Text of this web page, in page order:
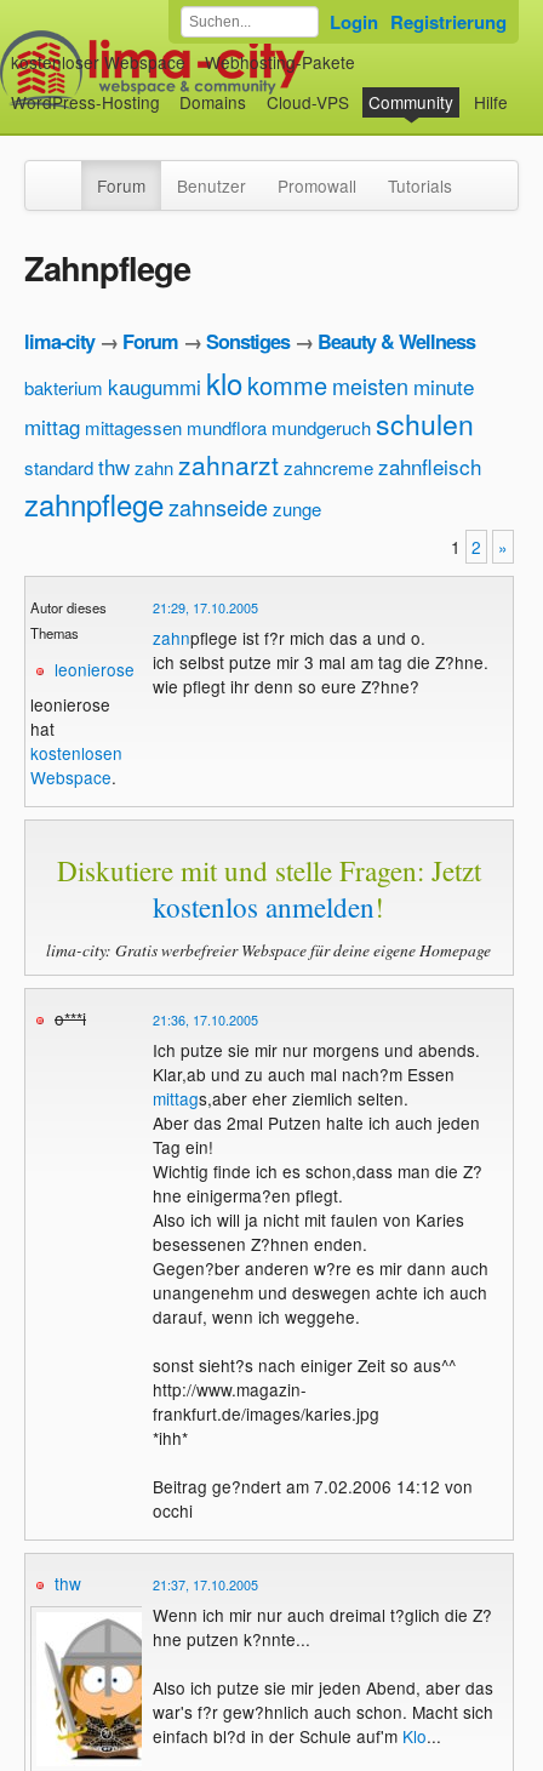
kostenloser Webspace
Webhosting-Pakete
WordPress-Hosting
Domains Cloud-VPS Community Hilfe
Login Registrierung
Forum Benutzer Promowall Tutorials
Zahnpflege
lima-city→ Forum →Sonstiges→ Beauty & Wellness
bakterium kaugummi klokommemeisten minute
mittag mittagessen mundflora mundgeruchschulen
standardthwzahnzahnarztzahncremezahnfleisch
zahnpflegezahnseidezunge
1 2 »
Autor dieses
Themas
leonierose
leonierose
hat
kostenlosen
Webspace.
21:29, 17.10.2005
zahnpflege ist f?r mich das a und o.
ich selbst putze mir 3 mal am tag die Z?hne.
wie pflegt ihr denn so eure Z?hne?
Diskutiere mit und stelle Fragen: Jetzt
kostenlos anmelden!
lima-city: Gratis werbefreier Webspace für deine eigene Homepage
o***i 21:36, 17.10.2005
Ich putze sie mir nur morgens und abends.
Klar,ab und zu auch mal nach?m Essen
mittags,aber eher ziemlich selten.
Aber das 2mal Putzen halte ich auch jeden
Tag ein!
Wichtig finde ich es schon,dass man die Z?
hne einigerma?en pflegt.
Also ich will ja nicht mit faulen von Karies
besessenen Z?hnen enden.
Gegen?ber anderen w?re es mir dann auch
unangenehm und deswegen achte ich auch
darauf, wenn ich weggehe.
sonst sieht?s nach einiger Zeit so aus^^
http://www.magazin-
frankfurt.de/images/karies.jpg
*ihh*
Beitrag ge?ndert am 7.02.2006 14:12 von
occhi
thw 21:37, 17.10.2005
Wenn ich mir nur auch dreimal t?glich die Z?
hne putzen k?nnte...
Also ich putze sie mir jeden Abend, aber das
war's f?r gew?hnlich auch schon. Macht sich
einfach bl?d in der Schule auf'm Klo...